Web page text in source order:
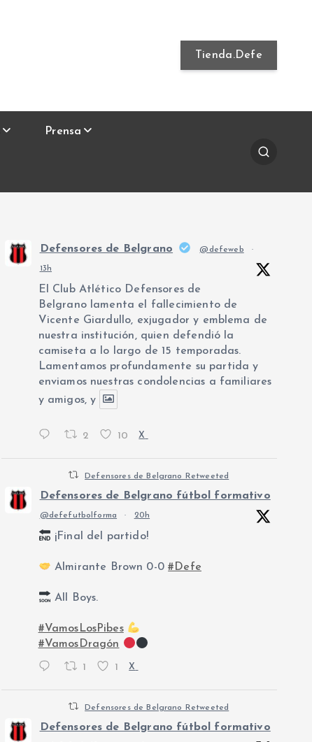
Tienda.Defe
Prensa
Defensores de Belgrano @defeweb ·
13h
El Club Atlético Defensores de
Belgrano lamenta el fallecimiento de
Vicente Giardullo, exjugador y emblema de
nuestra institución, quien defendió la
camiseta a lo largo de 15 temporadas.
Lamentamos profundamente su partida y
enviamos nuestras condolencias a familiares
y amigos, y
2 10 X
Defensores de Belgrano Retweeted
Defensores de Belgrano fútbol formativo
@defefutbolforma · 20h
¡Final del partido!
Almirante Brown 0-0#Defe
All Boys.
#VamosLosPibes
#VamosDragón
1 1 X
Defensores de Belgrano Retweeted
Defensores de Belgrano fútbol formativo